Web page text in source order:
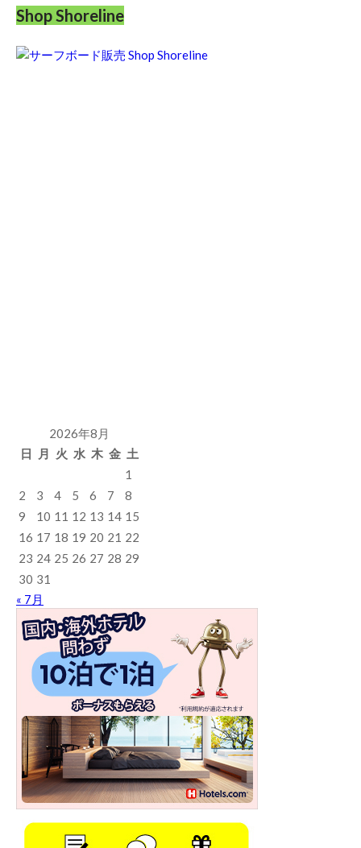
Shop Shoreline
2026年8月
日
月 火 水 木 金 土
1
2
3 4 5 6 7
8
9
10 11 12 13 14 15
16 17 18 19 20 21 22
23 24 25 26 27 28 29
30 31
« 7月